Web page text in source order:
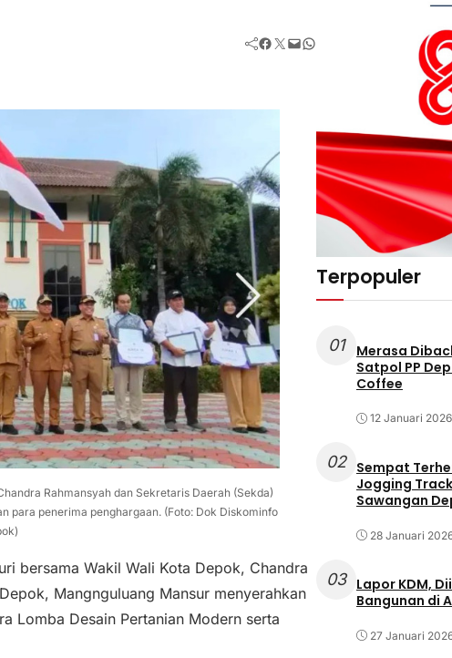
Facebook Twitter Mail WhatsApp
Rahmansyah dan Sekretaris Daerah (Sekda)
para penerima penghargaan. (Foto: Dok Diskominfo
bersama Wakil Wali Kota Depok, Chandra
Mangnguluang Mansur menyerahkan
Lomba Desain Pertanian Modern serta
Terpopuler
01
Merasa
Satpol PP
Coffee
12 Januari 2026
02
Sempat
Jogging
Sawangan
28 Januari
03
Lapor KDM,
Bangunan di
27 Januari